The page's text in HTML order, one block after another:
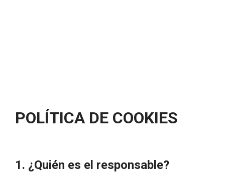
POLÍTICA DE COOKIES
1. ¿Quién es el responsable?